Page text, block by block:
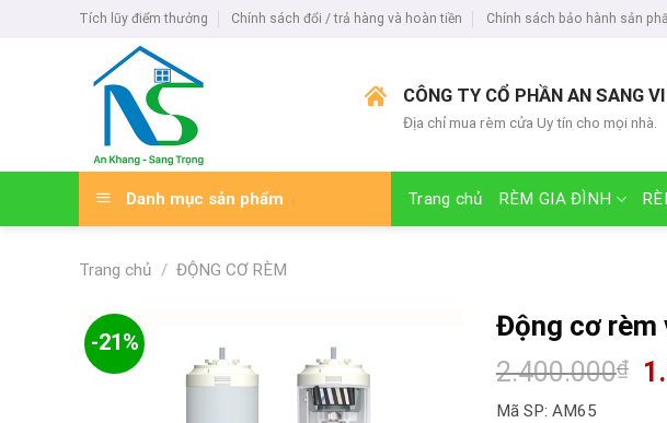
Tích lũy điểm thưởng Chính sách đổi / trả hàng và hoàn tiền Chính sách bảo hành sản
CÔNG TY CỔ PHẦN AN SANG
Địa chỉ mua rèm cửa Uy tín cho mọi nhà.
Danh mục sản phẩm Trang chủ RÈM GIA ĐÌNH
Trang chủ / ĐỘNG CƠ RÈM
-21%
Động cơ rèm
2.400.000₫
Mã SP: AM65